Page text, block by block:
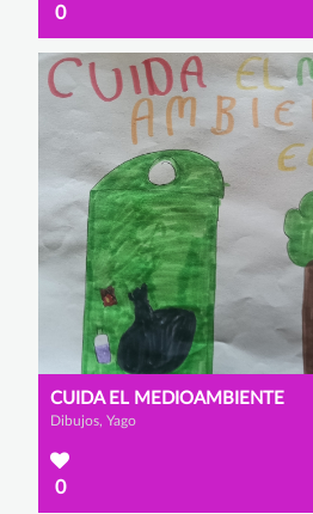
0
CUIDA EL MEDIOAMBIENTE
Dibujos, Yago
0